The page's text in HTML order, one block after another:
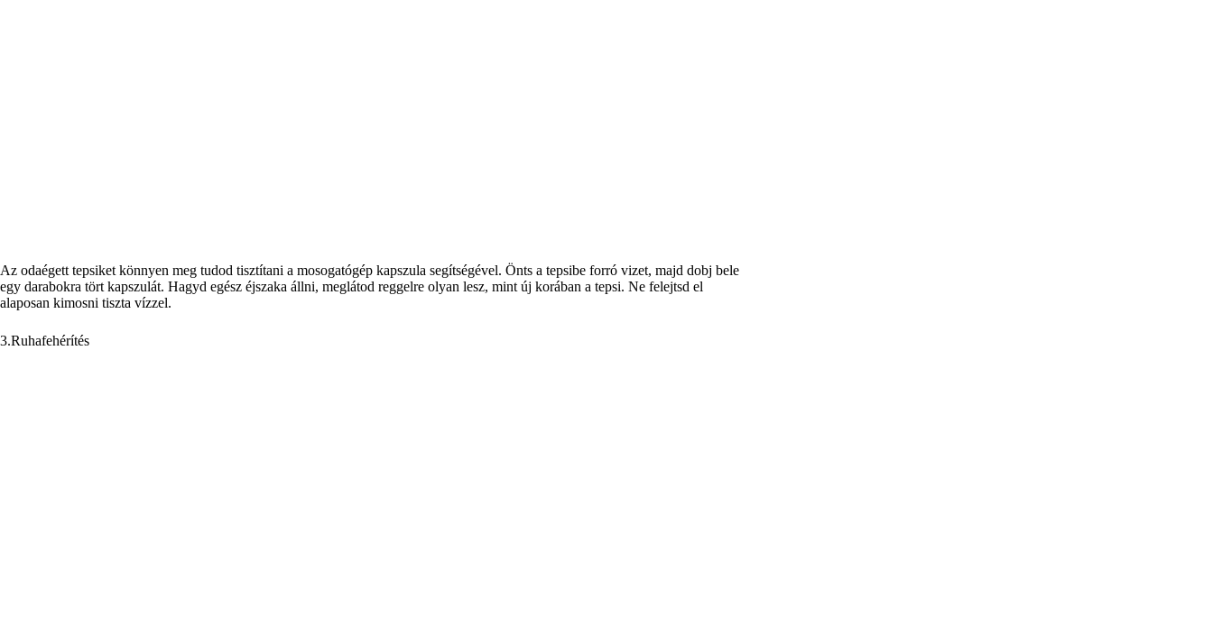
Az odaégett tepsiket könnyen meg tudod tisztítani a mosogatógép kapszula segítségével. Önts a tepsibe forró vizet, majd dobj bele
egy darabokra tört kapszulát. Hagyd egész éjszaka állni, meglátod reggelre olyan lesz, mint új korában a tepsi. Ne felejtsd el
alaposan kimosni tiszta vízzel.
3.Ruhafehérítés